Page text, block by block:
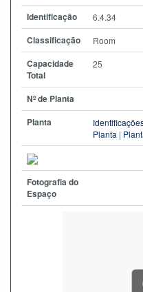
Identificação 6.4.34
Classificação Room
Capacidade
Total
25
Nº de Planta
Planta
Planta |
Fotografia do
Espaço